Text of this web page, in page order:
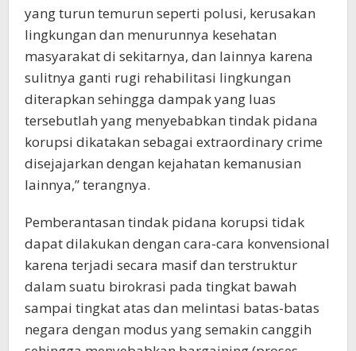
yang turun temurun seperti polusi, kerusakan
lingkungan dan menurunnya kesehatan
masyarakat di sekitarnya, dan lainnya karena
sulitnya ganti rugi rehabilitasi lingkungan
diterapkan sehingga dampak yang luas
tersebutlah yang menyebabkan tindak pidana
korupsi dikatakan sebagai extraordinary crime
disejajarkan dengan kejahatan kemanusian
lainnya,” terangnya.
Pemberantasan tindak pidana korupsi tidak
dapat dilakukan dengan cara-cara konvensional
karena terjadi secara masif dan terstruktur
dalam suatu birokrasi pada tingkat bawah
sampai tingkat atas dan melintasi batas-batas
negara dengan modus yang semakin canggih